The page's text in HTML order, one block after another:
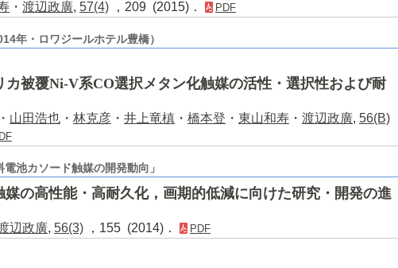
・ 渡辺政廣, 57(4) ，209 (2015)． PDF
年・ロワジールホテル豊橋）
カ被覆Ni-V系CO選択メタン化触媒の活性・選択性および耐
・ 山田浩也 ・ 林克彦 ・ 井上竜槙 ・ 橋本登 ・ 東山和寿 ・ 渡辺政廣, 56(B)
池カソード触媒の開発動向」
媒の高性能・高耐久化，画期的低減に向けた研究・開発の進
辺政廣, 56(3) ，155 (2014)． PDF